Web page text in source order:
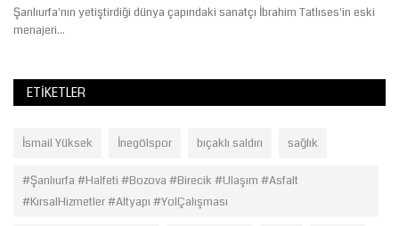
Şanlıurfa'nın yetiştirdiği dünya çapındaki sanatçı İbrahim Tatlıses'in eski
menajeri...
ETIKETLER
İsmail Yüksek İnegölspor bıçaklı saldırı sağlık
#Şanlıurfa #Halfeti #Bozova #Birecik #Ulaşım #Asfalt
#KırsalHizmetler #Altyapı #YolÇalışması